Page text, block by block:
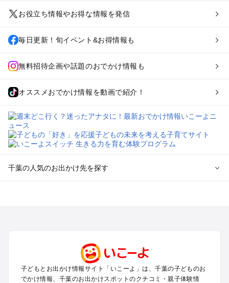
お役立ち情報やお得な情報を発信
毎日更新！旬イベント&お得情報も
無料招待企画や話題のおでかけ情報も
オススメおでかけ情報を動画で紹介！
千葉の人気のお出かけ先を探す
成田・印西・酒々井のプールお出かけ
館山・南房総のプールお出かけ
九十九里・銚子のプールお出かけ
子どもとお出かけ情報サイト「いこーよ」は、千葉の子どものお
でかけ情報、千葉のお出かけスポットのクチコミ・親子体験情